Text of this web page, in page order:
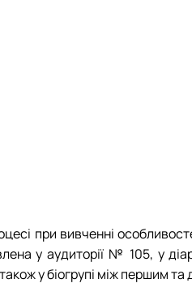
при вивченні
у аудиторії № 105, у
у біогрупі між першим